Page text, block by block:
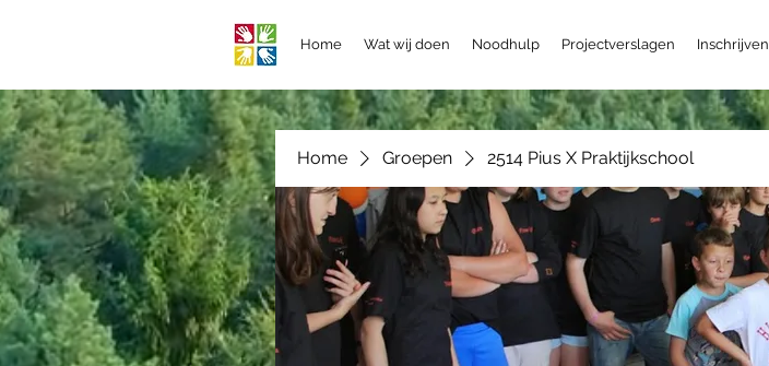
Home Wat wij doen Noodhulp Projectverslagen Inschrijven
Home Groepen 2514 Pius X Praktijkschool